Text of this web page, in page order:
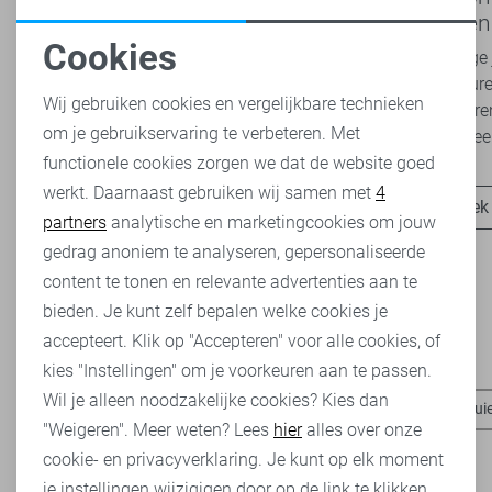
2026 bij Sans: stijl en comfort in
travelkwaliteit
Het najaar vraagt om kleding die comfortabel,
Day najaarscollectie 2026 ben je helemaal
klaar voor...
overal
Van
zachte
Romance
het
Heb je dit al eens bekeken?
Pieces t-shirts Pieces blazers Pieces tops Pieces
Noodzakelijke cookies
Personalisatie cookies
Analytische cookies
Marketing cookies
Cookies
Wij gebruiken cookies en vergelijkbare technieken
om je gebruikservaring te verbeteren. Met
functionele cookies zorgen we dat de website goed
werkt. Daarnaast gebruiken wij samen met 4
partners analytische en marketingcookies om jouw
gedrag anoniem te analyseren, gepersonaliseerde
content te tonen en relevante advertenties aan te
bieden. Je kunt zelf bepalen welke cookies je
accepteert. Klik op "Accepteren" voor alle cookies, of
kies "Instellingen" om je voorkeuren aan te passen.
Wil je alleen noodzakelijke cookies? Kies dan
"Weigeren". Meer weten? Lees hieralles over onze
cookie- en privacyverklaring. Je kunt op elk moment